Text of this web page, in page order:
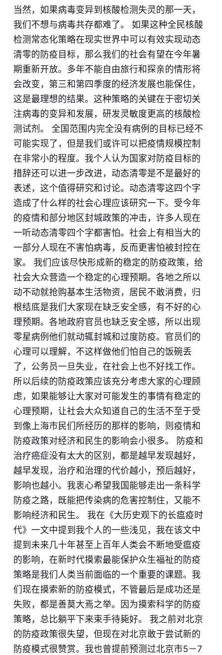
当然，如果病毒变异到核酸检测失灵的那一天，
我们不想与病毒共存都难了。 如果这种全民核酸
检测常态化策略在现实世界中可以有效实现动态
清零的防疫目标，那么我们的社会有望在今年暑
期重新开放。多年不能自由旅行和探亲的情形将
会改变，第三和第四季度的经济发展也能保住，
这是最理想的结果。这种策略的关键在于密切关
注病毒的变异和发展，研发灵敏度更高的核酸检
测试剂。 全国范围内完全没有病例的目标已经不
可能实现了，但是我们或许可以把疫情规模控制
在非常小的程度。我个人认为国家对防疫目标的
措辞还可以进一步改进，动态清零是不是最好的
表述，这个值得研究和讨论。动态清零这四个字
造成了什么样的社会心理应该研究一下。受今年
的疫情和部分地区封城政策的冲击，许多人现在
一听动态清零四个字都害怕。社会上有相当大的
一部分人现在不害怕病毒，反而更害怕被封控在
家。 我们应该尽快形成新的稳定的防疫政策，给
社会大众营造一个稳定的心理预期。各地之所以
动不动就抢购基本生活物资，居民不敢消费，归
根结底是我们大家现在缺乏安全感，有不好的心
理预期。各地政府官员也缺乏安全感，所以出现
零星病例他们就动辄封城和过度防疫。官员们的
心理可以理解，不这样做他们怕自己的饭碗丢
了，公务员一旦失业，在社会上也不好找工作。
所以后续的防疫政策应该充分考虑大家的心理顾
虑，如果能够让大家对可能发生的事情有稳定的
心理预期，让社会大众知道自己的生活不至于受
到像上海市民们所经历的那样的影响，则疫情和
防疫政策对经济和民生的影响会小很多。 防疫和
治疗癌症没有太大的区别，都是越早发现越好，
越早发现，治疗和治理的代价越小，预后越好，
影响也越小。我衷心希望我国能够走出一条科学
防疫之路，既能把传染病的危害控制住，又能不
影响经济和民生。 我在 《大历史观下的长瘟疫时
代》 一文中提到我个人的一些浅见，我在该文中
提到未来几十年甚至上百年人类会不断地受瘟疫
的影响，在新时代摸索最能保护众生福祉的防疫
策略是我们人类当前面临的一个重要的课题。我
们现在摸索新的防疫模式，不管最后是成功还是
失败，都是善莫大焉之举。因为摸索科学的防疫
策略，总比躺平下来束手待毙好。 我之前对北京
的防疫政策很失望，但现在对北京敢于尝试新的
防疫模式很赞赏。我也曾提前预测过北京市5－7